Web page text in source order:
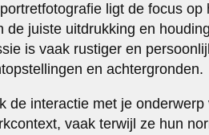
ligt de focus
de juiste uitdrukking en
is vaak rustiger en
en achtergronden.
de interactie met je
vaak terwijl ze hun